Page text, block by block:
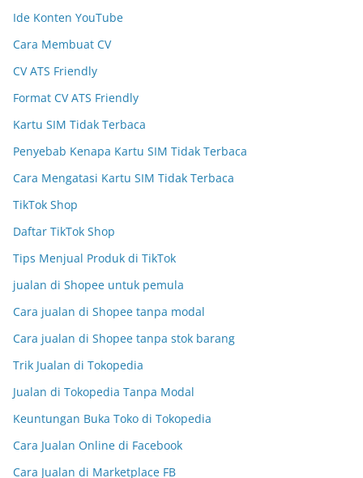
Ide Konten YouTube
Cara Membuat CV
CV ATS Friendly
Format CV ATS Friendly
Kartu SIM Tidak Terbaca
Penyebab Kenapa Kartu SIM Tidak Terbaca
Cara Mengatasi Kartu SIM Tidak Terbaca
TikTok Shop
Daftar TikTok Shop
Tips Menjual Produk di TikTok
jualan di Shopee untuk pemula
Cara jualan di Shopee tanpa modal
Cara jualan di Shopee tanpa stok barang
Trik Jualan di Tokopedia
Jualan di Tokopedia Tanpa Modal
Keuntungan Buka Toko di Tokopedia
Cara Jualan Online di Facebook
Cara Jualan di Marketplace FB